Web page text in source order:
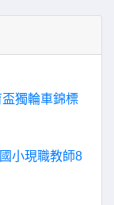
獨輪車錦標
小現職教師8